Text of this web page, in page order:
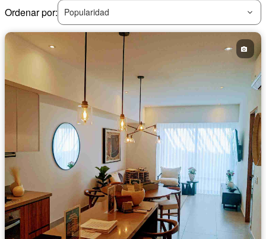
Ordenar por:
Popularidad